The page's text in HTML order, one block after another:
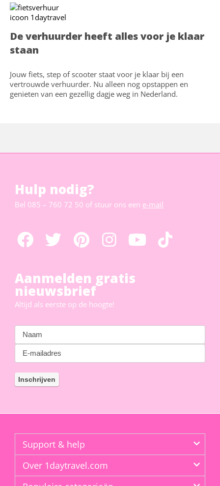
De verhuurder heeft alles voor je klaar
staan
Jouw fiets, step of scooter staat voor je klaar bij een
vertrouwde verhuurder. Nu alleen nog opstappen en
genieten van een gezellig dagje weg in Nederland.
Hulp nodig?
Bel 085 – 760 72 50 of stuur ons een e-mail
Aanmelden gratis
nieuwsbrief
Altijd als eerste op de hoogte!
Support & help
Over 1daytravel.com